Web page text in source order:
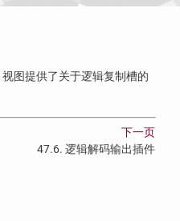
视图提供了关于逻辑复制槽的
下一页
47.6. 逻辑解码输出插件